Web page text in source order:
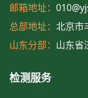
邮箱地址：
总部地址： 北京市
山东分部： 山东省
检测服务